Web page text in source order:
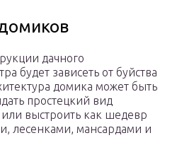
дачного
будет зависеть от буйства
домика может быть
простецкий вид
выстроить как шедевр
лесенками, мансардами и